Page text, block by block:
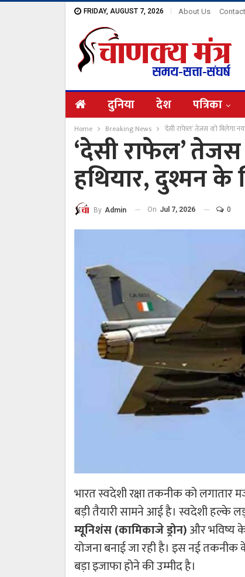
FRIDAY, AUGUST 7, 2026 About Us
दुनिया देश पत्रिका
Home Breaking News ‘देसी राफेल’ तेजस को मिलेगा
‘देसी राफेल’
हथियार, दुश्मन
By Admin On Jul 7, 2026 0
भारत स्वदेशी रक्षा तकनीक को
बड़ी तैयारी सामने आई है। स्वदेशी हल्के
म्यूनिशंस (कामिकाजे ड्रोन)और भविष्य
योजना बनाई जा रही है। इस नई
बड़ा इजाफा होने की उम्मीद है।